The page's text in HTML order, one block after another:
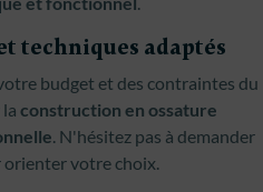
techniques adaptés
budget et des contraintes du
construction en ossature
. N'hésitez pas à demander
orienter votre choix.